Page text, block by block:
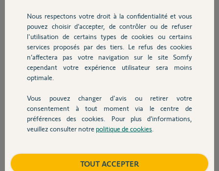
Chauffage
Autres produits
Devis avec un pro
Contact
Réponses
Bonjour
suivez cette procédure:
Bonne journée !
Nous respectons votre droit à la confidentialité et vous
pouvez choisir d’accepter, de contrôler ou de refuser
l'utilisation de certains types de cookies ou certains
services proposés par des tiers. Le refus des cookies
n’affectera pas votre navigation sur le site Somfy
cependant votre expérience utilisateur sera moins
optimale.
Vous pouvez changer d'avis ou retirer votre
consentement à tout moment via le centre de
préférences des cookies. Pour plus d’informations,
veuillez consulter notre politique de cookies
TOUT ACCEPTER